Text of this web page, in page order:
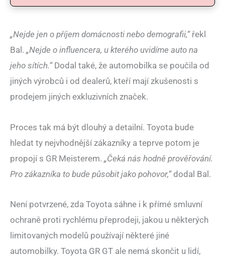
„Nejde jen o příjem domácnosti nebo demografii,“řekl
Bal. „Nejde o influencera, u kterého uvidíme auto na
jeho sítích.“Dodal také, že automobilka se poučila od
jiných výrobců i od dealerů, kteří mají zkušenosti s
prodejem jiných exkluzivních značek.
Proces tak má být dlouhý a detailní. Toyota bude
hledat ty nejvhodnější zákazníky a teprve potom je
propojí s GR Meisterem. „Čeká nás hodně prověřování.
Pro zákazníka to bude působit jako pohovor,“dodal Bal.
Není potvrzené, zda Toyota sáhne i k přímé smluvní
ochraně proti rychlému přeprodeji, jakou u některých
limitovaných modelů používají některé jiné
automobilky. Toyota GR GT ale nemá skončit u lidí,